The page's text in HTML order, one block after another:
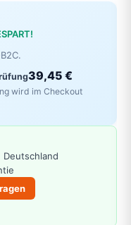
39,45 €
wird im Checkout
Deutschland